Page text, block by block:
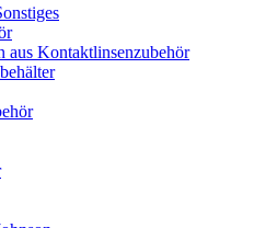
aus Kontaktlinsenzubehör